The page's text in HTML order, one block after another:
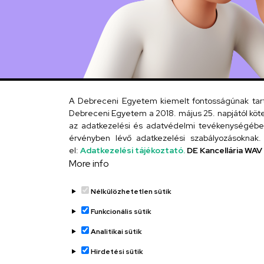
A Debreceni Egyetem kiemelt fontosságúnak
Debreceni Egyetem a 2018. május 25. napjától
az adatkezelési és adatvédelmi
érvényben lévő adatkezelési
el: Adatkezelési tájékoztató. DE Kancellária
More info
Nélkülözhetetlen sütik
Funkcionális sütik
Analitikai sütik
Hirdetési sütik